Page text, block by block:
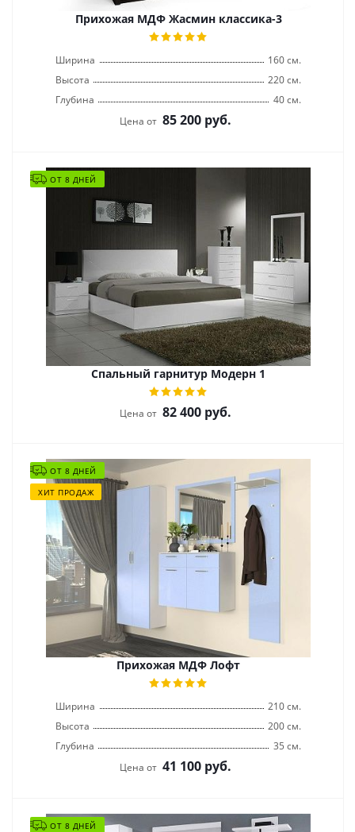
Прихожая МДФ Жасмин классика-3
Ширина
160 см.
Высота
220 см.
Глубина
40 см.
Цена от 85 200 руб.
ОТ 8 ДНЕЙ
Спальный гарнитур Модерн 1
Цена от 82 400 руб.
ОТ 8 ДНЕЙ
ХИТ ПРОДАЖ
Прихожая МДФ Лофт
Ширина
210 см.
Высота
200 см.
Глубина
35 см.
Цена от 41 100 руб.
ОТ 8 ДНЕЙ